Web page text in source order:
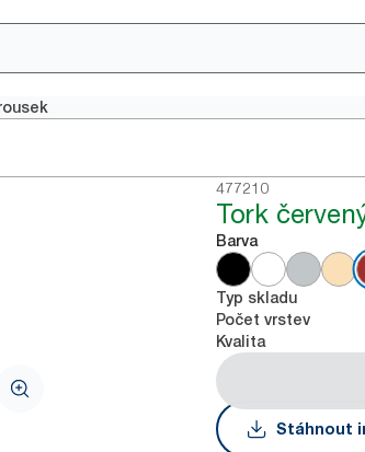
477210
Tork
Barva
Typ skladu
Počet vrstev
Kvalita
Stáhnout